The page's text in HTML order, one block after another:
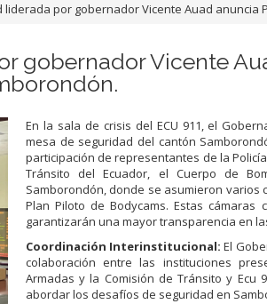
liderada por gobernador Vicente Auad anuncia
gobernador Vicente
En la sala de crisis del ECU 911, el
mesa de seguridad del cantón
participación de representantes de la
Tránsito del Ecuador, el Cuerpo de
Samborondón, donde se asumieron varios
Plan Piloto de Bodycams. Estas
garantizarán una mayor transparencia en
Coordinación Interinstitucional:El
colaboración entre las instituciones
Armadas y la Comisión de Tránsito y Ecu
abordar los desafíos de seguridad en